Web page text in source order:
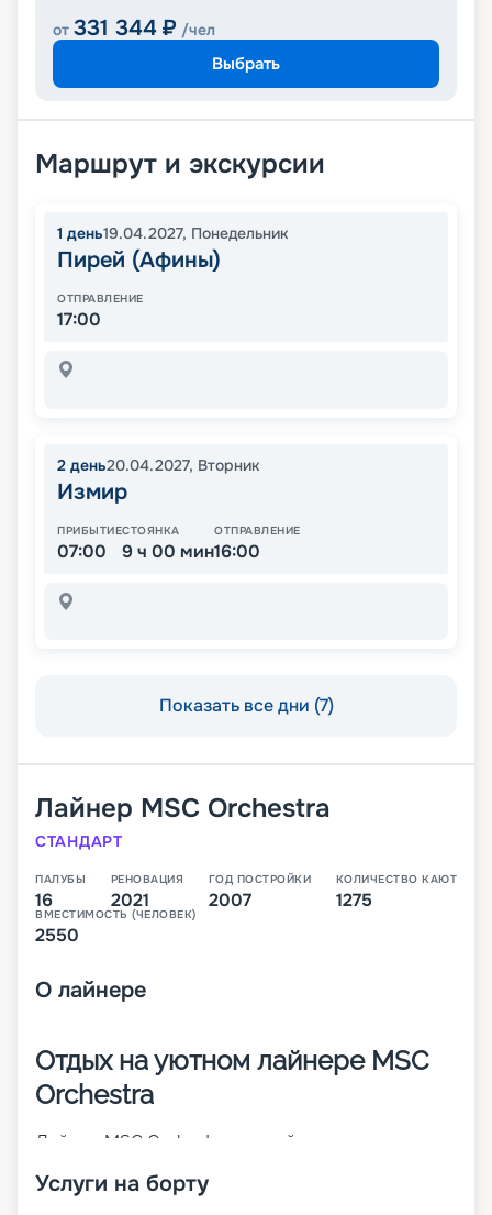
от 331 344 ₽ /чел
Выбрать
Маршрут и экскурсии
1 день19.04.2027, Понедельник
Пирей (Афины)
ОТПРАВЛЕНИЕ
17:00
2 день20.04.2027, Вторник
Измир
ПРИБЫТИЕ
07:00
СТОЯНКА
9 ч 00 мин
ОТПРАВЛЕНИЕ
16:00
Показать все дни (7)
Лайнер MSC Orchestra
СТАНДАРТ
ПАЛУБЫ
16
РЕНОВАЦИЯ
2021
ГОД ПОСТРОЙКИ
2007
КОЛИЧЕСТВО КАЮТ
1275
ВМЕСТИМОСТЬ (ЧЕЛОВЕК)
2550
О лайнере
Отдых на уютном лайнере MSC
Orchestra
Лайнер MSC Orchestra – яркий представитель
через 10 лет претерпел реновацию. Корабль
Услуги на борту